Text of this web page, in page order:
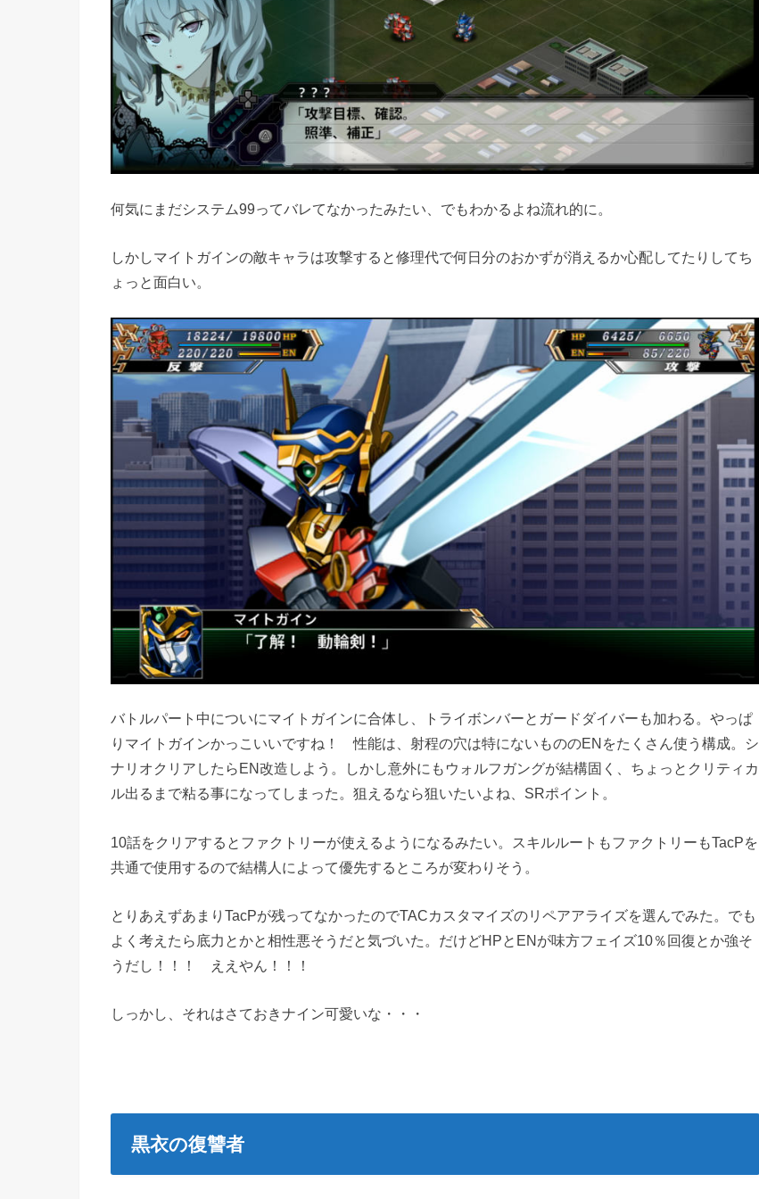
何気にまだシステム99ってバレてなかったみたい、でもわかるよね流れ的に。
しかしマイトガインの敵キャラは攻撃すると修理代で何日分のおかずが消えるか心配してたりしてち
ょっと面白い。
バトルパート中についにマイトガインに合体し、トライボンバーとガードダイバーも加わる。やっぱ
りマイトガインかっこいいですね！ 性能は、射程の穴は特にないもののENをたくさん使う構成。シ
ナリオクリアしたらEN改造しよう。しかし意外にもウォルフガングが結構固く、ちょっとクリティカ
ル出るまで粘る事になってしまった。狙えるなら狙いたいよね、SRポイント。
10話をクリアするとファクトリーが使えるようになるみたい。スキルルートもファクトリーもTacPを
共通で使用するので結構人によって優先するところが変わりそう。
とりあえずあまりTacPが残ってなかったのでTACカスタマイズのリペアアライズを選んでみた。でも
よく考えたら底力とかと相性悪そうだと気づいた。だけどHPとENが味方フェイズ10％回復とか強そ
うだし！！！ ええやん！！！
しっかし、それはさておきナイン可愛いな・・・
黒衣の復讐者